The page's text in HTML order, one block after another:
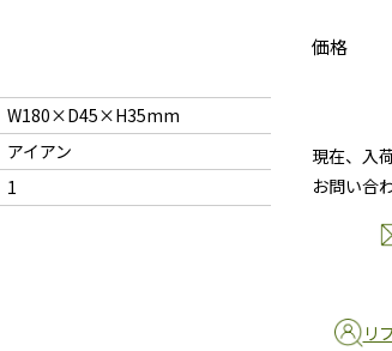
W180×D45×H35mm
アイアン
1
価格
現在、入
お問い合
リ